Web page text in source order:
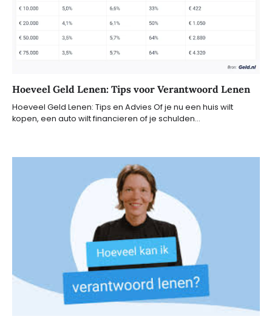
Hoeveel Geld Lenen: Tips voor Verantwoord Lenen
Hoeveel Geld Lenen: Tips en Advies Of je nu een huis wilt
kopen, een auto wilt financieren of je schulden…